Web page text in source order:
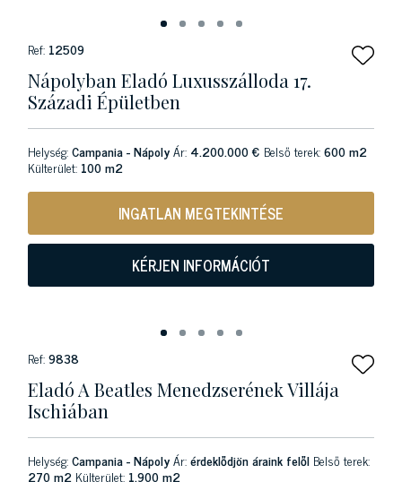
Ref: 12509
Nápolyban Eladó Luxusszálloda 17.
Századi Épületben
Helység:Campania - NápolyÁr: 4.200.000 € Belső terek:600 m2
Külterület: 100 m2
INGATLAN MEGTEKINTÉSE
KÉRJEN INFORMÁCIÓT
Ref:9838
Eladó A Beatles Menedzserének Villája
Ischiában
Helység:Campania - NápolyÁr:érdeklődjön áraink felől Belső terek:
270 m2 Külterület: 1,900 m2